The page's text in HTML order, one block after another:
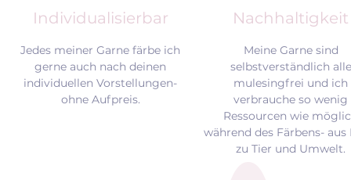
Individualisierbar Nachhaltigkeit
Jedes meiner Garne färbe ich
gerne auch nach deinen
individuellen Vorstellungen-
ohne Aufpreis.
Meine Garne sind
selbstverständlich alle
mulesingfrei und ich
verbrauche so wenig
Ressourcen wie
während des Färbens- aus
zu Tier und Umwelt.